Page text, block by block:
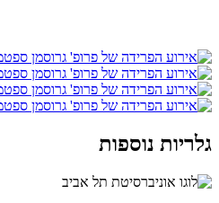
גלריות נוספות